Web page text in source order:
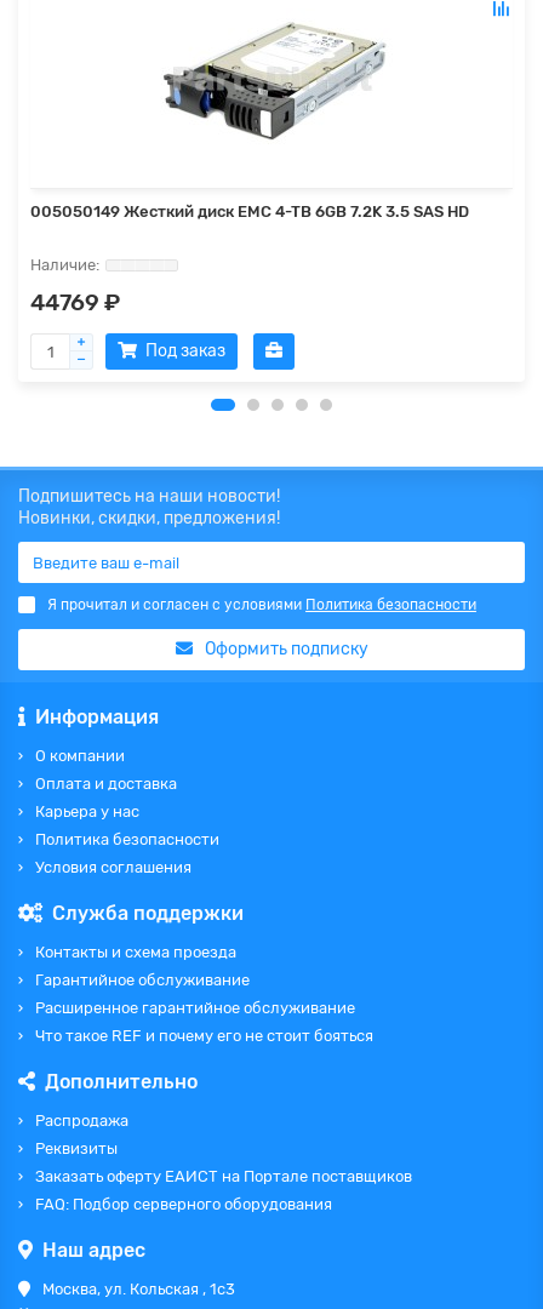
005050149 Жесткий диск EMC 4-TB 6GB 7.2K 3.5 SAS HD
44769 ₽
Под заказ
Подпишитесь на наши новости!
Новинки, скидки, предложения!
Я прочитал и согласен с условиями Политика безопасности
Оформить подписку
Информация
О компании
Оплата и доставка
Карьера у нас
Политика безопасности
Условия соглашения
Служба поддержки
Контакты и схема проезда
Гарантийное обслуживание
Расширенное гарантийное обслуживание
Что такое REF и почему его не стоит бояться
Дополнительно
Распродажа
Реквизиты
Заказать оферту ЕАИСТ на Портале поставщиков
FAQ: Подбор серверного оборудования
Наш адрес
Москва, ул. Кольская , 1с3